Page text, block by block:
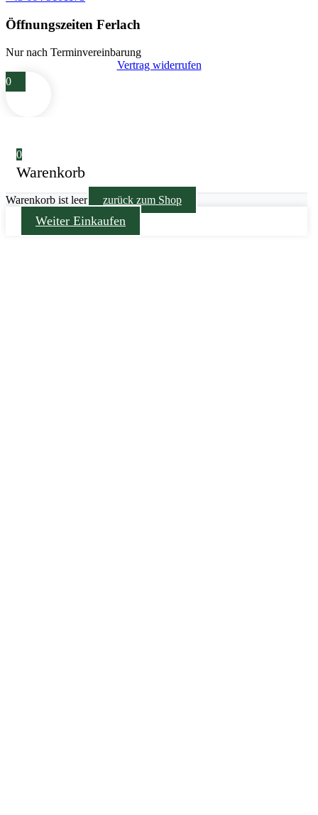
Öffnungszeiten Ferlach
Nur nach Terminvereinbarung
Vertrag widerrufen
0
0
Warenkorb
Warenkorb ist leer zurück zum Shop
Weiter Einkaufen